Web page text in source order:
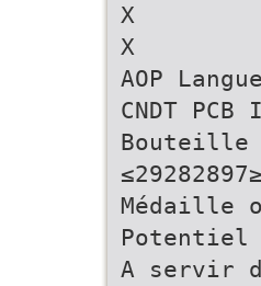
X
X
AOP
CNDT
Bouteille
≤29282897≥
Médaille
Potentiel
A servir